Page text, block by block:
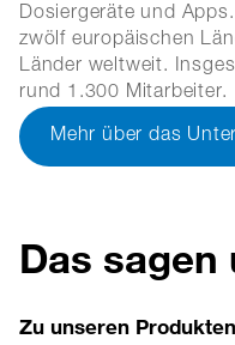
Dosiergeräte und
zwölf europäischen
Länder weltweit.
rund 1.300 Mitarbeiter.
Mehr über das
Das sagen
Zu unseren Produkten